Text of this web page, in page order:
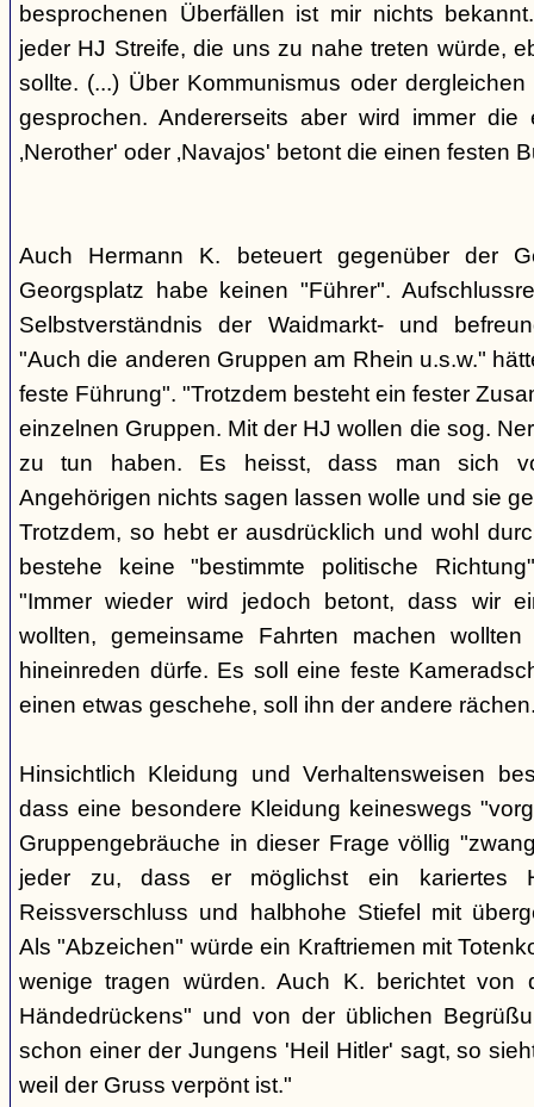
besprochenen Überfällen ist mir nichts
jeder HJ Streife, die uns zu nahe treten würde,
sollte. (...) Über Kommunismus oder
gesprochen. Andererseits aber wird immer die
‚Nerother' oder ‚Navajos' betont die einen festen
Auch Hermann K. beteuert gegenüber der
Georgsplatz habe keinen "Führer".
Selbstverständnis der Waidmarkt- und
"Auch die anderen Gruppen am Rhein u.s.w."
feste Führung". "Trotzdem besteht ein fester
einzelnen Gruppen. Mit der HJ wollen die sog.
zu tun haben. Es heisst, dass man sich
Angehörigen nichts sagen lassen wolle und sie
Trotzdem, so hebt er ausdrücklich und wohl
bestehe keine "bestimmte politische
"Immer wieder wird jedoch betont, dass wir
wollten, gemeinsame Fahrten machen
hineinreden dürfe. Es soll eine feste
einen etwas geschehe, soll ihn der andere
Hinsichtlich Kleidung und Verhaltensweisen
dass eine besondere Kleidung keineswegs
Gruppengebräuche in dieser Frage völlig
jeder zu, dass er möglichst ein kariertes
Reissverschluss und halbhohe Stiefel mit
Als "Abzeichen" würde ein Kraftriemen mit
wenige tragen würden. Auch K. berichtet von
Händedrückens" und von der üblichen
schon einer der Jungens 'Heil Hitler' sagt, so
weil der Gruss verpönt ist."